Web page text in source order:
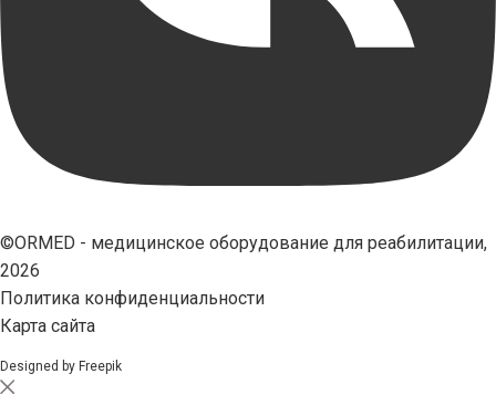
©ORMED - медицинское оборудование для реабилитации,
2026
Политика конфиденциальности
Карта сайта
Designed by Freepik